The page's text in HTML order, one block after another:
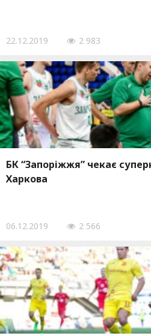
22.12.2019 2 983
БК “Запоріжжя” чекає
Харкова
06.12.2019 2 566